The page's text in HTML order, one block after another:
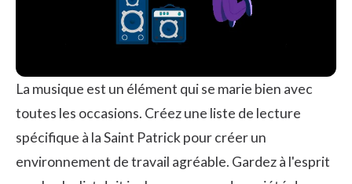
La musique est un élément qui se marie bien avec
toutes les occasions. Créez une liste de lecture
spécifique à la Saint Patrick pourcréer un
environnement de travail agréable. Gardez à l'esprit